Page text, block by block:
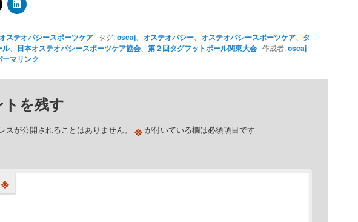
ステオパシースポーツケアタグ:oscaj、 オステオパシー、 オステオパシースポーツケア、 タ
ル、 日本オステオパシースポーツケア協会、 第２回タグフットボール関東大会作成者:oscaj
マリンク
を残す
スが公開されることはありません。 ※が付いている欄は必須項目です
※